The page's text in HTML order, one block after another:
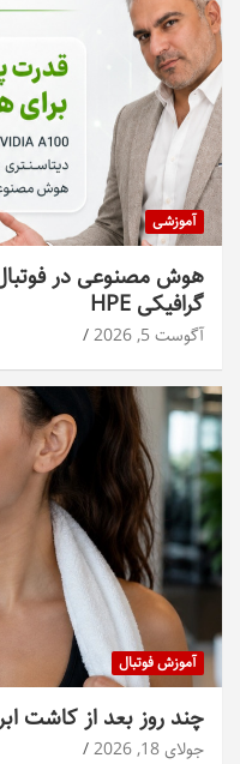
آموزشی
هوش مصنوعی در
گرافیکی HPE
آگوست 5, 2026
آموزش فوتبال
چند روز بعد از کاشت
جولای 18, 2026